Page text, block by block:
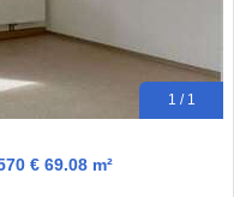
1 / 1
€ 69.08 m²